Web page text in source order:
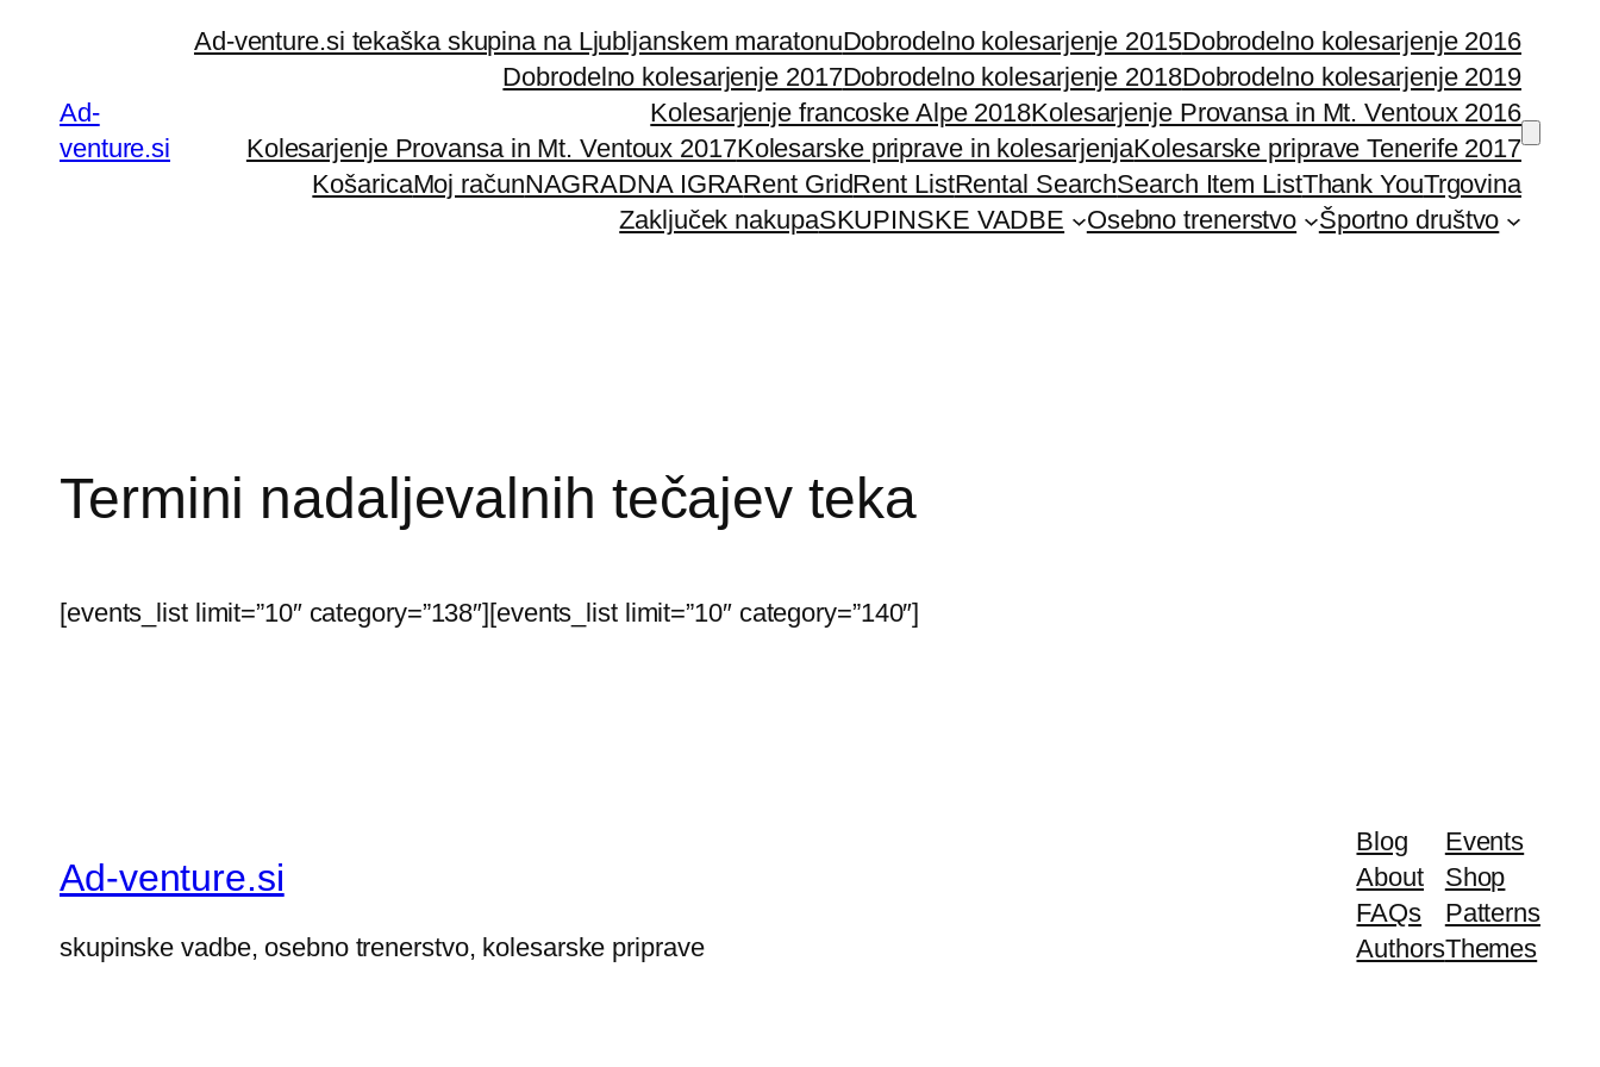
Ad-
venture.si
Ad-venture.si tekaška skupina na Ljubljanskem maratonuDobrodelno kolesarjenje 2015Dobrodelno kolesarjenje 2016
Dobrodelno kolesarjenje 2017Dobrodelno kolesarjenje 2018Dobrodelno kolesarjenje 2019
Kolesarjenje francoske Alpe 2018Kolesarjenje Provansa in Mt. Ventoux 2016
Kolesarjenje Provansa in Mt. Ventoux 2017Kolesarske priprave in kolesarjenjaKolesarske priprave Tenerife 2017
KošaricaMoj računNAGRADNA IGRARent GridRent ListRental SearchSearch Item ListThank YouTrgovina
Zaključek nakupaSKUPINSKE VADBE Osebno trenerstvo Športno društvo
Termini nadaljevalnih tečajev teka
[events_list limit=”10″ category=”138″][events_list limit=”10″ category=”140″]
Ad-venture.si
skupinske vadbe, osebno trenerstvo, kolesarske priprave
Blog
About
FAQs
Authors
Events
Shop
Patterns
Themes